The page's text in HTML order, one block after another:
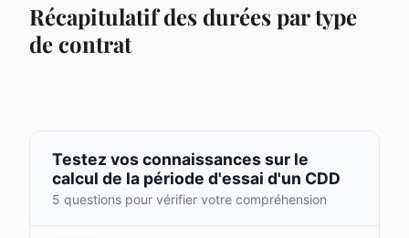
Récapitulatif des durées par type
de contrat